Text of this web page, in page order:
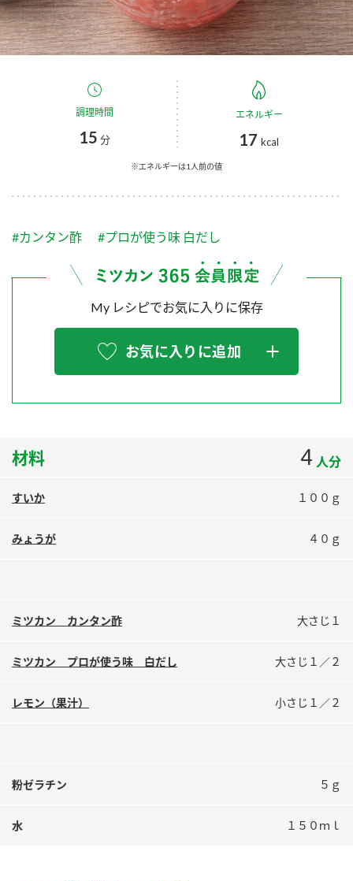
つゆ たれ
スープ
炊き込みご飯の素 米飯用調味液
Fibee
くらしプラ酢
カンタン酢
かおりの蔵
納豆のサイト
三ツ判山吹
スペシャルサイト
お酢を知ろう！
すしラボ
納豆の豆知識
ロングセラー商品 ＋ おすすめレシピ
国内事業概要
ミツカングループについて
企業理念
ミツカンを知る
環境への取り組み
お客様相談センター
お客様の声をいかしました
販売終了製品のご案内
よくあるご質問
調理時間
15 分
エネルギー
17 kcal
※エネルギーは1人前の値
#カンタン酢 #プロが使う味 白だし
My レシピでお気に入りに保存
お気に入りに追加
材料 4 人分
すいか １００ｇ
みょうが ４０ｇ
ミツカン カンタン酢 大さじ１
ミツカン プロが使う味 白だし 大さじ１／２
レモン（果汁） 小さじ１／２
粉ゼラチン ５ｇ
水 １５０ｍｌ